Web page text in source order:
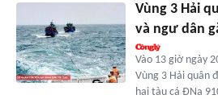
Vùng 3 Hải
và ngư dân
Vào 13 giờ ngày
Vùng 3 Hải quân
hai tàu cá ĐNa